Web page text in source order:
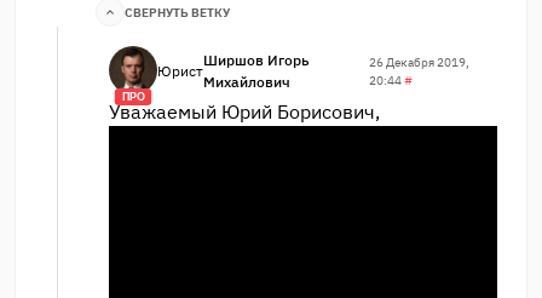
СВЕРНУТЬ ВЕТКУ
ПРО
Юрист
Ширшов Игорь
Михайлович
26 Декабря 2019,
20:44#
Уважаемый Юрий Борисович,